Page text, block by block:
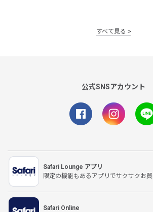
すべて見る
公式SNSアカウント
Safari Lounge アプリ
限定の機能もあるアプリでサクサクお
Safari Online